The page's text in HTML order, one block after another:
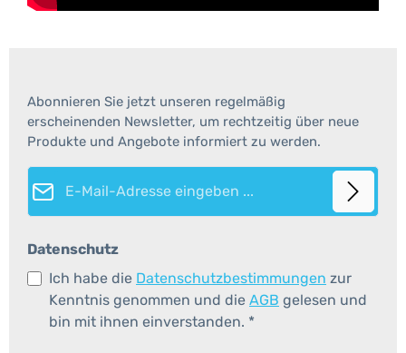
Abonnieren Sie jetzt unseren regelmäßig
erscheinenden Newsletter, um rechtzeitig über neue
Produkte und Angebote informiert zu werden.
E-Mail-Adresse*
Datenschutz
Ich habe die Datenschutzbestimmungen zur
Kenntnis genommen und die AGB gelesen und
bin mit ihnen einverstanden. *